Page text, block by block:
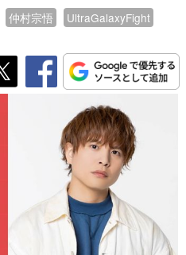
仲村宗悟
UltraGalaxyFight